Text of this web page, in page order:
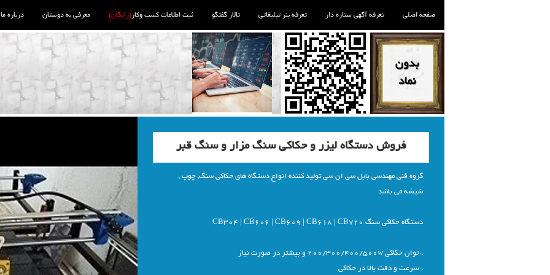
صفحه اصلی تعرفه آگهی ستاره دار تعرفه بنر تبلیغاتی تالار گفتگو ثبت اطلاعات کسب وکار(رایگان) معرفی به دوستان درباره ما
فروش دستگاه لیزر و حکاکی سنگ مزار و سنگ قبر
گروه فنی مهندسی بابل سی ان سی تولید کننده انواع دستگاه های حکاکی سنگ, چوپ ,
شیشه می باشد
دستگاه حکاکی سنگ CB304 | CB606 | CB609 | CB618 | CB720
* توان حکاکی 200/300/400/500w و بیشتر در صورت نیاز
* سرعت و دقت بالا در حکاکی